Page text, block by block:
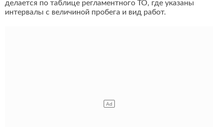
делается по таблице регламентного ТО, где указаны
интервалы с величиной пробега и вид работ.